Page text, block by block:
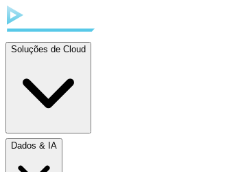
Soluções de Cloud
Dados & IA